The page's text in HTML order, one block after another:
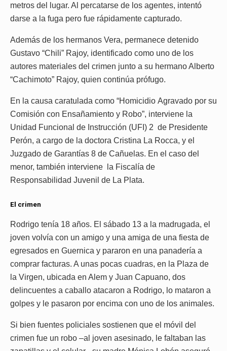
metros del lugar. Al percatarse de los agentes, intentó
darse a la fuga pero fue rápidamente capturado.
Además de los hermanos Vera, permanece detenido
Gustavo “Chili” Rajoy, identificado como uno de los
autores materiales del crimen junto a su hermano Alberto
“Cachimoto” Rajoy, quien continúa prófugo.
En la causa caratulada como “Homicidio Agravado por su
Comisión con Ensañamiento y Robo”, interviene la
Unidad Funcional de Instrucción (UFI) 2 de Presidente
Perón, a cargo de la doctora Cristina La Rocca, y el
Juzgado de Garantías 8 de Cañuelas. En el caso del
menor, también interviene la Fiscalía de
Responsabilidad Juvenil de La Plata.
El crimen
Rodrigo tenía 18 años. El sábado 13 a la madrugada, el
joven volvía con un amigo y una amiga de una fiesta de
egresados en Guernica y pararon en una panadería a
comprar facturas. A unas pocas cuadras, en la Plaza de
la Virgen, ubicada en Alem y Juan Capuano, dos
delincuentes a caballo atacaron a Rodrigo, lo mataron a
golpes y le pasaron por encima con uno de los animales.
Si bien fuentes policiales sostienen que el móvil del
crimen fue un robo –al joven asesinado, le faltaban las